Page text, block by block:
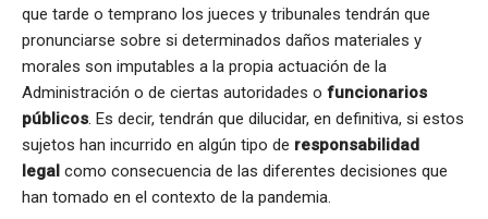
que tarde o temprano los jueces y tribunales tendrán que
pronunciarse sobre si determinados daños materiales y
morales son imputables a la propia actuación de la
Administración o de ciertas autoridades o funcionarios
públicos. Es decir, tendrán que dilucidar, en definitiva, si estos
sujetos han incurrido en algún tipo de responsabilidad
legal como consecuencia de las diferentes decisiones que
han tomado en el contexto de la pandemia.